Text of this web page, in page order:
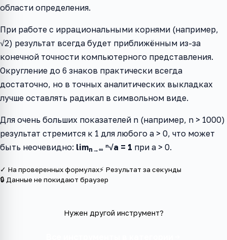
области определения.
При работе с иррациональными корнями (например,
√2) результат всегда будет приближённым из-за
конечной точности компьютерного представления.
Округление до 6 знаков практически всегда
достаточно, но в точных аналитических выкладках
лучше оставлять радикал в символьном виде.
Для очень больших показателей n (например, n > 1000)
результат стремится к 1 для любого a > 0, что может
быть неочевидно: limn→∞ ⁿ√a = 1 при a > 0.
✓ На проверенных формулах⚡ Результат за секунды
🔒 Данные не покидают браузер
Нужен другой инструмент?